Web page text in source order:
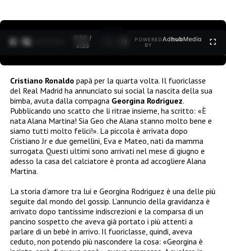
0:21 /
3:35
POWERED
BY
AdhubMedia
Cristiano Ronaldo papà per la quarta volta. Il fuoriclasse
del Real Madrid ha annunciato sui social la nascita della sua
bimba, avuta dalla compagna Georgina Rodriguez.
Pubblicando uno scatto che li ritrae insieme, ha scritto: «È
nata Alana Martina! Sia Geo che Alana stanno molto bene e
siamo tutti molto felici!». La piccola è arrivata dopo
Cristiano Jr e due gemellini, Eva e Mateo, nati da mamma
surrogata. Questi ultimi sono arrivati nel mese di giugno e
adesso la casa del calciatore è pronta ad accogliere Alana
Martina.
La storia d’amore tra lui e Georgina Rodriguez è una delle più
seguite dal mondo del gossip. L’annuncio della gravidanza è
arrivato dopo tantissime indiscrezioni e la comparsa di un
pancino sospetto che aveva già portato i più attenti a
parlare di un bebè in arrivo. Il fuoriclasse, quindi, aveva
ceduto, non potendo più nascondere la cosa: «Georgina è